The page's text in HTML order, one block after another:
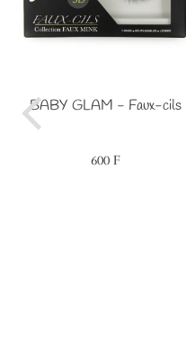
BABY GLAM - Faux-cils
Prix
600 F600